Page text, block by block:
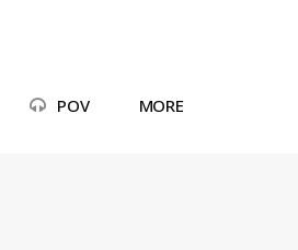
POV MORE